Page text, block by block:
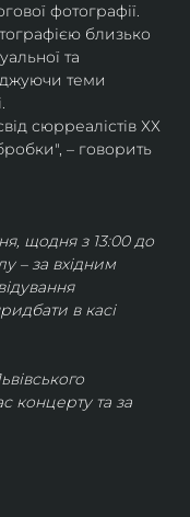
фотографії.
близько
та
теми
сюрреалістів ХХ
– говорить
щодня з 13:00 до
– за вхідним
в касі
концерту та за